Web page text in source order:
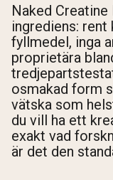
Naked
ingrediens:
fyllmedel, inga
proprietära
osmakad form
vätska som
du vill ha ett
exakt vad
är det den